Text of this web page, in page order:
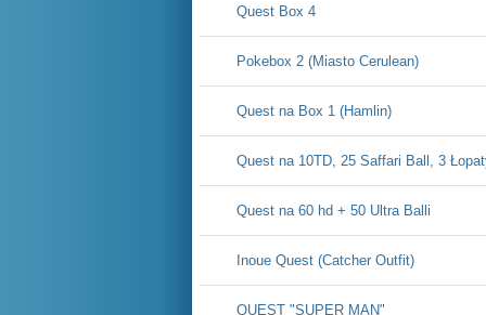
Quest Box 4
Pokebox 2 (Miasto Cerulean)
Quest na Box 1 (Hamlin)
Quest na 10TD, 25 Saffari Ball, 3
Quest na 60 hd + 50 Ultra Balli
Inoue Quest (Catcher Outfit)
QUEST "SUPER MAN"